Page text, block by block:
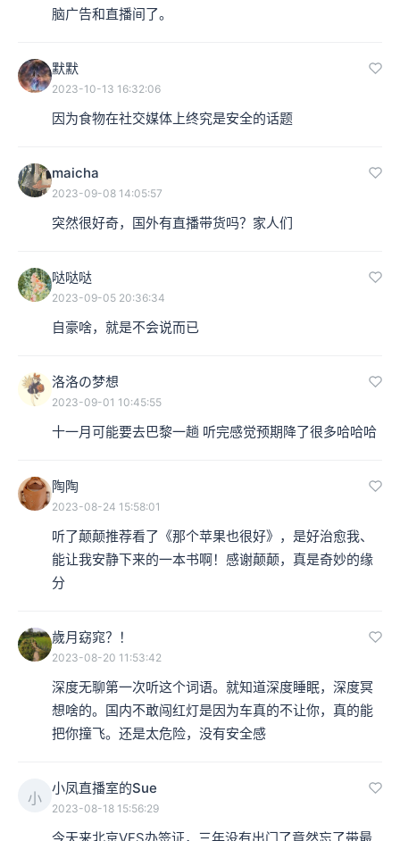
脑广告和直播间了。
默默
2023-10-13 16:32:06
因为食物在社交媒体上终究是安全的话题
maicha
2023-09-08 14:05:57
突然很好奇，国外有直播带货吗？家人们
哒哒哒
2023-09-05 20:36:34
自豪啥，就是不会说而已
洛洛の梦想
2023-09-01 10:45:55
十一月可能要去巴黎一趟 听完感觉预期降了很多哈哈哈
陶陶
2023-08-24 15:58:01
听了颠颠推荐看了《那个苹果也很好》，是好治愈我、
能让我安静下来的一本书啊！感谢颠颠，真是奇妙的缘
分
歲月窈窕？！
2023-08-20 11:53:42
深度无聊第一次听这个词语。就知道深度睡眠，深度冥
想啥的。国内不敢闯红灯是因为车真的不让你，真的能
把你撞飞。还是太危险，没有安全感
小
小凤直播室的Sue
2023-08-18 15:56:29
今天来北京VFS办签证，三年没有出门了竟然忘了带最